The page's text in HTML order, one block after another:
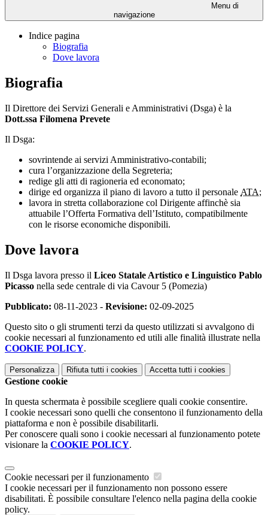
Menu di
navigazione
Indice pagina
Biografia
Dove lavora
Biografia
Il Direttore dei Servizi Generali e Amministrativi (Dsga) è la
Dott.ssa Filomena Prevete
Il Dsga:
sovrintende ai servizi Amministrativo-contabili;
cura l’organizzazione della Segreteria;
redige gli atti di ragioneria ed economato;
dirige ed organizza il piano di lavoro a tutto il personale ATA;
lavora in stretta collaborazione col Dirigente affinchè sia
attuabile l’Offerta Formativa dell’Istituto, compatibilmente
con le risorse economiche disponibili.
Dove lavora
Il Dsga lavora presso il Liceo Statale Artistico e Linguistico Pablo
Picasso nella sede centrale di via Cavour 5 (Pomezia)
Pubblicato: 08-11-2023 - Revisione: 02-09-2025
Questo sito o gli strumenti terzi da questo utilizzati si avvalgono di
cookie necessari al funzionamento ed utili alle finalità illustrate nella
COOKIE POLICY.
Personalizza Rifiuta tutti i cookies Accetta tutti i cookies
Gestione cookie
In questa schermata è possibile scegliere quali cookie consentire.
I cookie necessari sono quelli che consentono il funzionamento della
piattaforma e non è possibile disabilitarli.
Per conoscere quali sono i cookie necessari al funzionamento potete
visionare la COOKIE POLICY.
Cookie necessari per il funzionamento
I cookie necessari per il funzionamento non possono essere
disabilitati. È possibile consultare l'elenco nella pagina della cookie
policy.